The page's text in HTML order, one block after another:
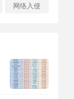
网络入侵